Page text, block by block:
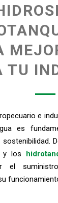
TU
e
es
sostenibilidad.
y los
el